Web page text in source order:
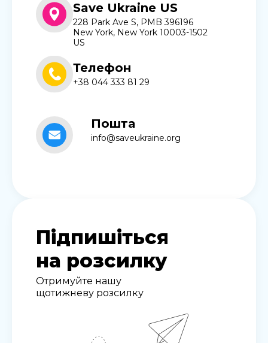
Save Ukraine US
228 Park Ave S, PMB 396196
New York, New York 10003-1502
US
Телефон
+38 044 333 81 29
Пошта
info@saveukraine.org
Підпишіться
на розсилку
Отримуйте нашу
щотижневу розсилку